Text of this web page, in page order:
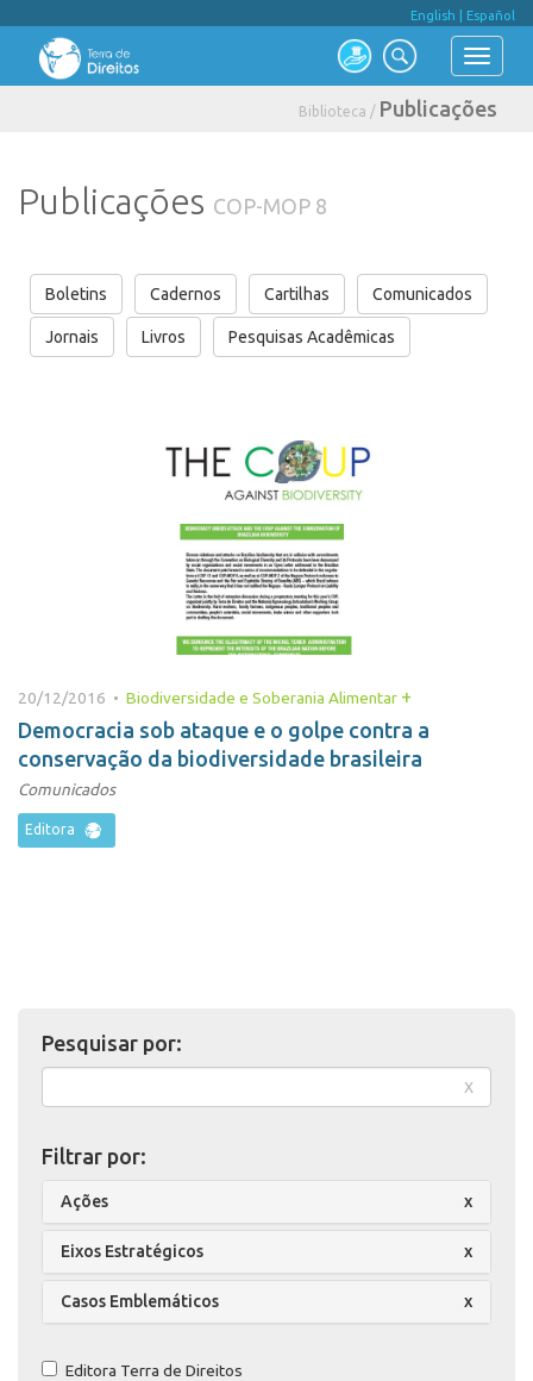
English Español
Biblioteca / Publicações
Publicações COP-MOP 8
Boletins Cadernos Cartilhas Comunicados
Jornais Livros Pesquisas Acadêmicas
20/12/2016 • Biodiversidade e Soberania Alimentar +
Democracia sob ataque e o golpe contra a
conservação da biodiversidade brasileira
Comunicados
Editora
Pesquisar por:
x
Filtrar por:
Ações x
Eixos Estratégicos x
Casos Emblemáticos x
Editora Terra de Direitos